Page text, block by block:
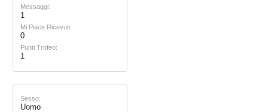
Messaggi:
1
Mi Piace Ricevuti:
0
Punti Trofeo:
1
Sesso:
Uomo